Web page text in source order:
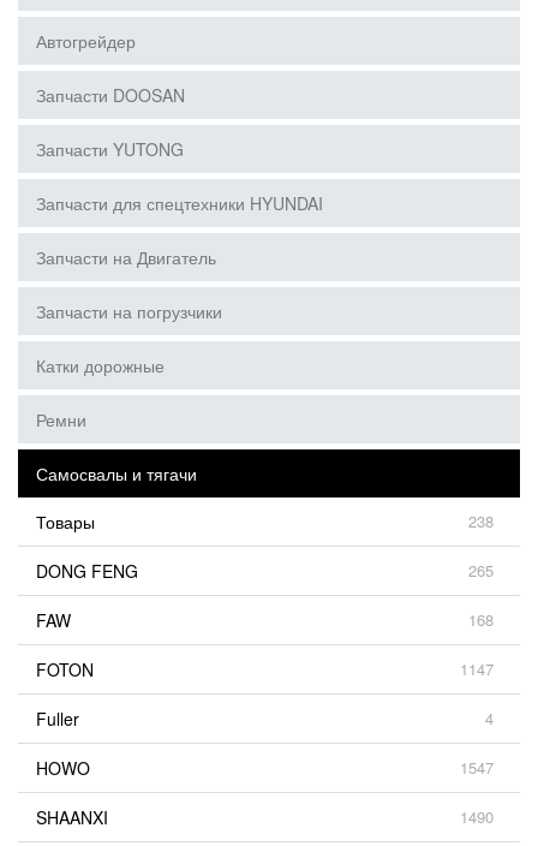
Автогрейдер
Запчасти DOOSAN
Запчасти YUTONG
Запчасти для спецтехники HYUNDAI
Запчасти на Двигатель
Запчасти на погрузчики
Катки дорожные
Ремни
Самосвалы и тягачи
Товары
238
DONG FENG 265
FAW 168
FOTON 1147
Fuller 4
HOWO 1547
SHAANXI 1490